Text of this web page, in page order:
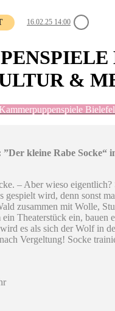
16.02.25 14:00
&
Kammerpuppenspiele
”Der kleine Rabe
– Aber wieso
gespielt wird, denn sonst
zusammen mit Wolle,
Theaterstück ein,
es als sich der Wolf in
Vergeltung! Socke